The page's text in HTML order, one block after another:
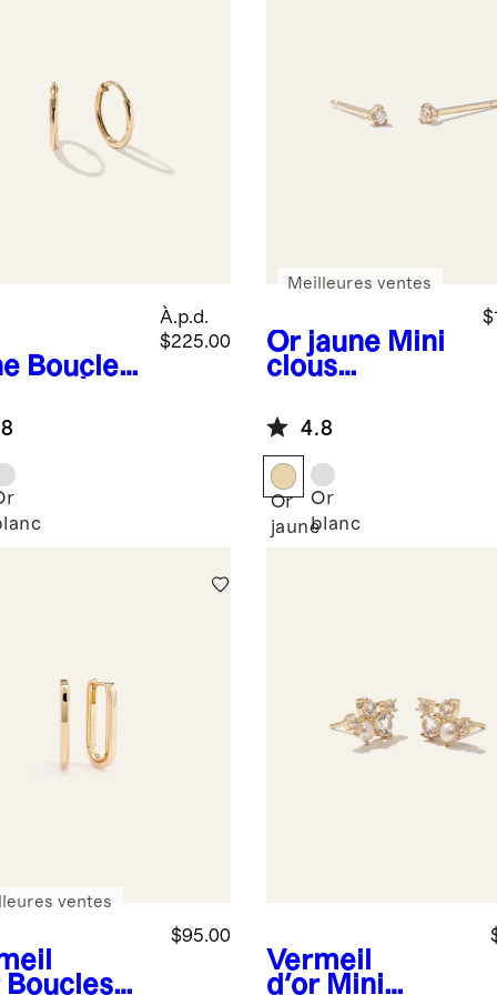
Boucles
en
carats
À.p.d.
$225.00
Or jaune Mini
clous
or 14 carats
avec diamants
Meilleures ventes
4.8
Or
jaune
Or
blanc
Boucles
$95.00
ventes
Vermeil
d'or Mini